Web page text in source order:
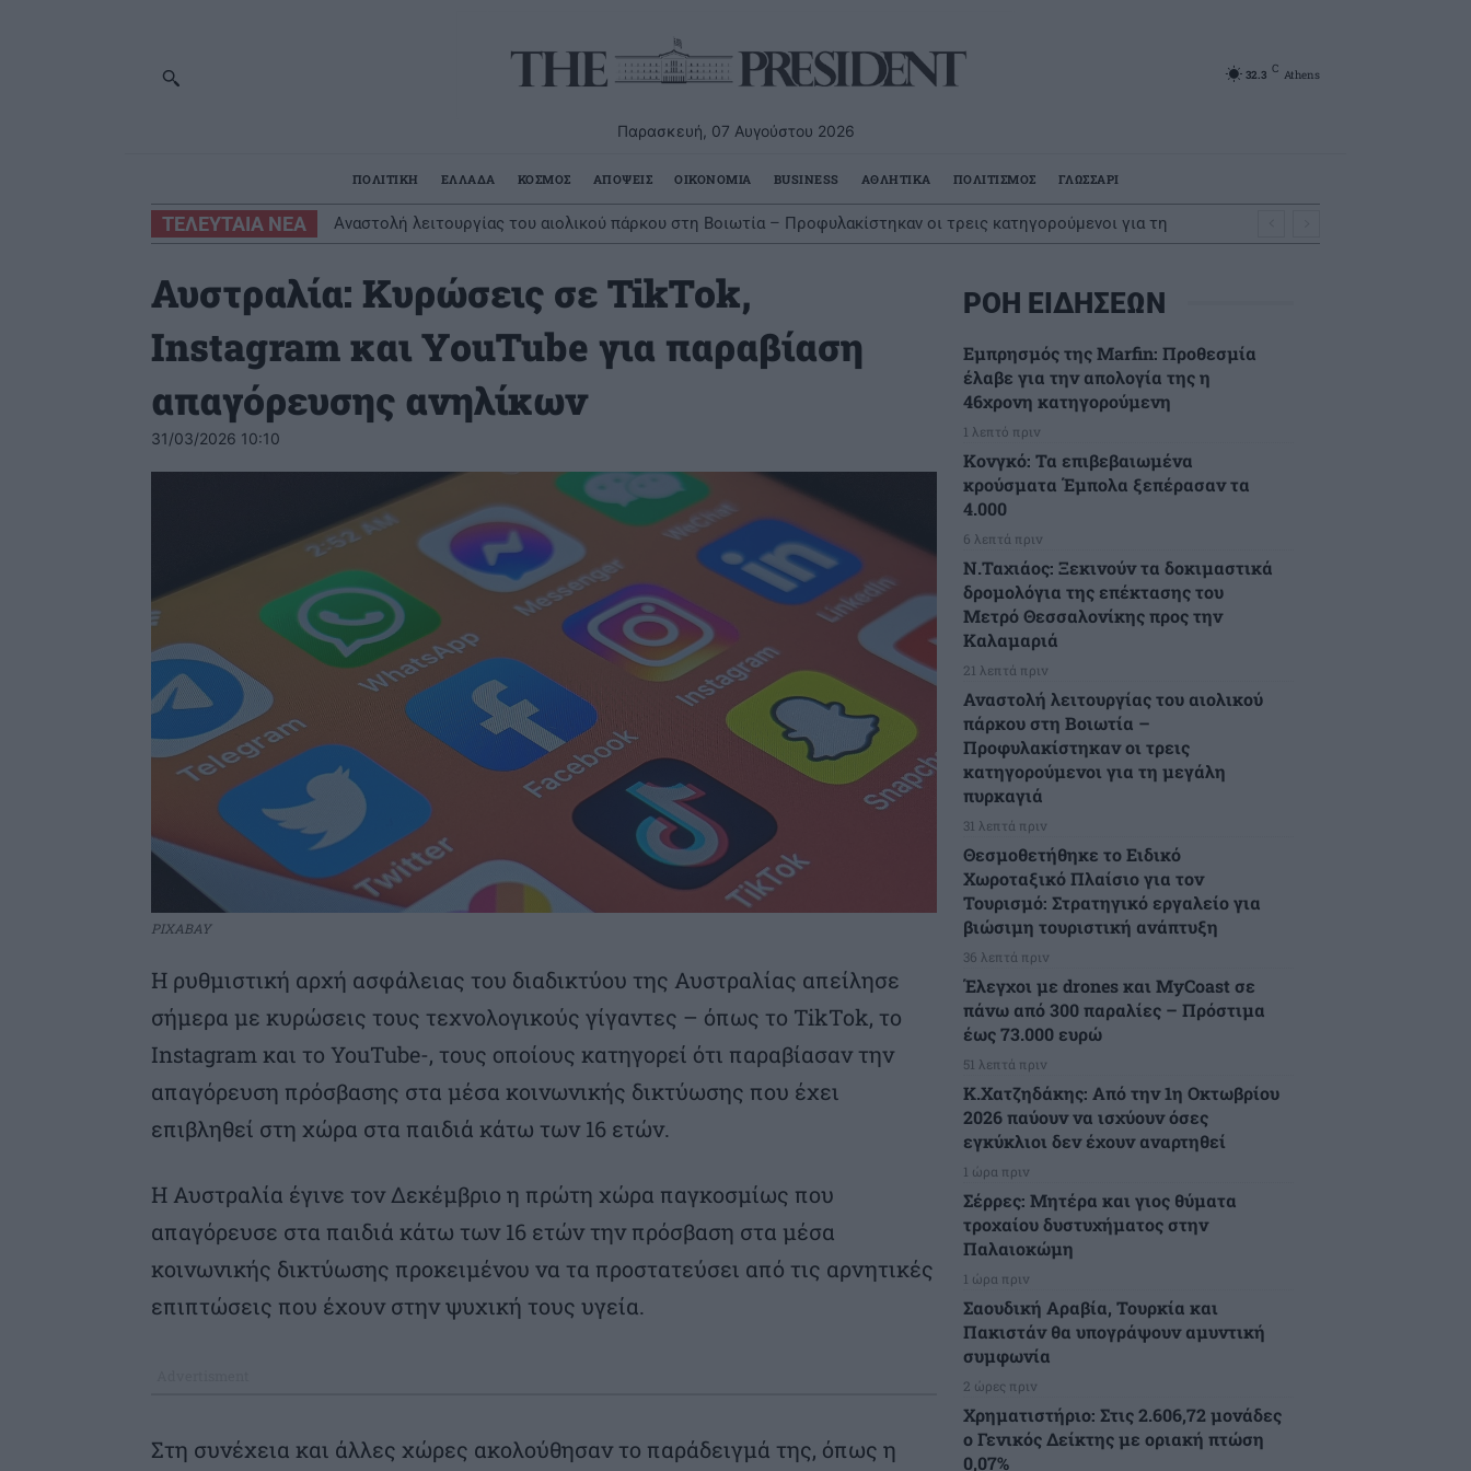
Παρασκευή, 07 Αυγούστου 2026
32.3 C Athens
ΠΟΛΙΤΙΚΗ ΕΛΛΑΔΑ ΚΟΣΜΟΣ ΑΠΟΨΕΙΣ ΟΙΚΟΝΟΜΙΑ BUSINESS ΑΘΛΗΤΙΚΑ ΠΟΛΙΤΙΣΜΟΣ ΓΛΩΣΣΑΡΙ
ΤΕΛΕΥΤΑΙΑ ΝΕΑ
Αναστολή λειτουργίας του αιολικού πάρκου στη Βοιωτία – Προφυλακίστηκαν οι τρεις κατηγορούμενοι για τη
μεγάλη πυρκαγιά
Αυστραλία: Κυρώσεις σε TikTok,
Instagram και YouTube για παραβίαση
απαγόρευσης ανηλίκων
31/03/2026 10:10
PIXABAY
Η ρυθμιστική αρχή ασφάλειας του διαδικτύου της Αυστραλίας απείλησε
σήμερα με κυρώσεις τους τεχνολογικούς γίγαντες – όπως το TikTok, το
Instagram και το YouTube-, τους οποίους κατηγορεί ότι παραβίασαν την
απαγόρευση πρόσβασης στα μέσα κοινωνικής δικτύωσης που έχει
επιβληθεί στη χώρα στα παιδιά κάτω των 16 ετών.
Η Αυστραλία έγινε τον Δεκέμβριο η πρώτη χώρα παγκοσμίως που
απαγόρευσε στα παιδιά κάτω των 16 ετών την πρόσβαση στα μέσα
κοινωνικής δικτύωσης προκειμένου να τα προστατεύσει από τις αρνητικές
επιπτώσεις που έχουν στην ψυχική τους υγεία.
Στη συνέχεια και άλλες χώρες ακολούθησαν το παράδειγμά της, όπως η
ΡΟΗ ΕΙΔΗΣΕΩΝ
Εμπρησμός της Marfin: Προθεσμία
έλαβε για την απολογία της η
46χρονη κατηγορούμενη
1 λεπτό πριν
Κονγκό: Τα επιβεβαιωμένα
κρούσματα Έμπολα ξεπέρασαν τα
4.000
6 λεπτά πριν
Ν.Ταχιάος: Ξεκινούν τα δοκιμαστικά
δρομολόγια της επέκτασης του
Μετρό Θεσσαλονίκης προς την
Καλαμαριά
21 λεπτά πριν
Αναστολή λειτουργίας του αιολικού
πάρκου στη Βοιωτία –
Προφυλακίστηκαν οι τρεις
κατηγορούμενοι για τη μεγάλη
πυρκαγιά
31 λεπτά πριν
Θεσμοθετήθηκε το Ειδικό
Χωροταξικό Πλαίσιο για τον
Τουρισμό: Στρατηγικό εργαλείο για
βιώσιμη τουριστική ανάπτυξη
36 λεπτά πριν
Έλεγχοι με drones και MyCoast σε
πάνω από 300 παραλίες – Πρόστιμα
έως 73.000 ευρώ
51 λεπτά πριν
Κ.Χατζηδάκης: Από την 1η Οκτωβρίου
2026 παύουν να ισχύουν όσες
εγκύκλιοι δεν έχουν αναρτηθεί
1 ώρα πριν
Σέρρες: Μητέρα και γιος θύματα
τροχαίου δυστυχήματος στην
Παλαιοκώμη
1 ώρα πριν
Σαουδική Αραβία, Τουρκία και
Πακιστάν θα υπογράψουν αμυντική
συμφωνία
2 ώρες πριν
Χρηματιστήριο: Στις 2.606,72 μονάδες
ο Γενικός Δείκτης με οριακή πτώση
0,07%